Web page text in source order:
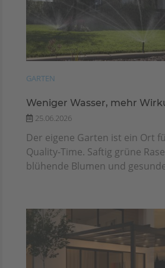
GARTEN
Weniger Wasser, mehr
25.06.2026
Der eigene Garten ist ein Ort
Quality-Time. Saftig grüne
blühende Blumen und